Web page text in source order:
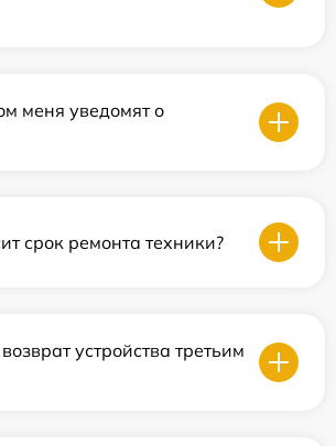
меня уведомят о
срок ремонта техники?
устройства третьим